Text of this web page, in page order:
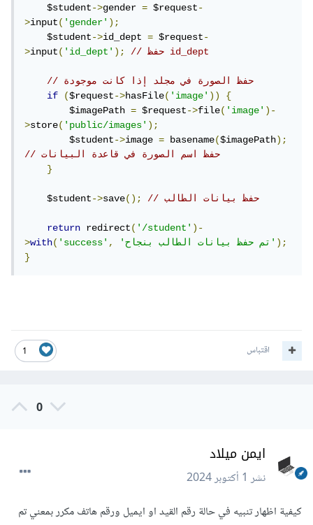
    $student
->gender = $request-
>input('gender');
    $student
->id_dept = $request-
>input('id_dept'); // حفظ id_dept
// حفظ الصورة في مجلد إذا كانت موجودة
if
($request->hasFile('image'))
{
        $imagePath
= $request->file('image')-
>store('public/images');
        $student
->image = basename($imagePath);
// حفظ اسم الصورة في قاعدة البيانات
}
    $student
->save(); // حفظ بيانات الطالب
return redirect('/student')-
>with('success', 'تم حفظ بيانات الطالب بنجاح');
}
1 اقتباس
0
ايمن ميلاد
نشر1 أكتوبر 2024
كيفية اظهار تنبيه في حالة رقم القيد او ايميل ورقم هاتف مكرر بمعني تم